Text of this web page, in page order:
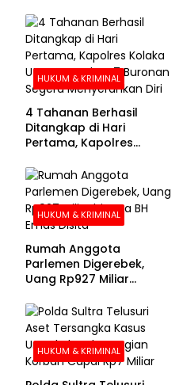
Evakuasi Jenazah
Korban
HUKUM & KRIMINAL
4 Tahanan Berhasil
Ditangkap di Hari
Pertama, Kapolres
Buronan Segera
Menyerahkan Diri
HUKUM & KRIMINAL
Rumah Anggota
Parlemen Digerebek,
Uang Rp927 Miliar
HUKUM & KRIMINAL